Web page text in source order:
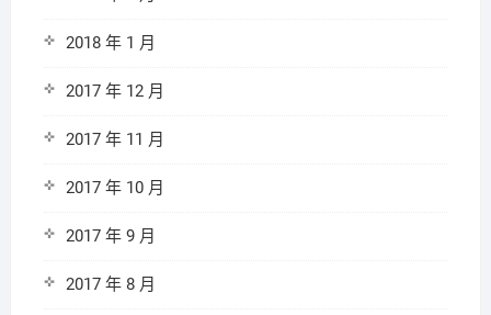
2018 年 1 月
2017 年 12 月
2017 年 11 月
2017 年 10 月
2017 年 9 月
2017 年 8 月